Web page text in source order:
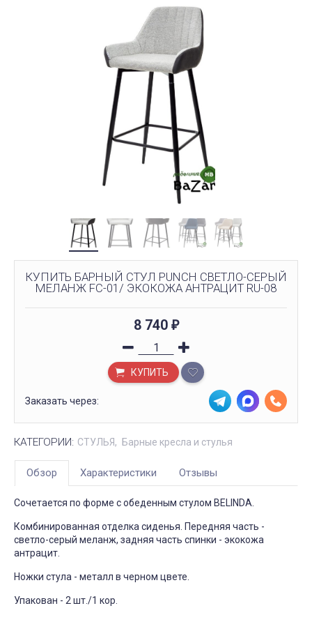
КУПИТЬ БАРНЫЙ СТУЛ PUNCH СВЕТЛО-СЕРЫЙ
МЕЛАНЖ FC-01/ ЭКОКОЖА АНТРАЦИТ RU-08
8 740 ₽
КУПИТЬ
Заказать через:
КАТЕГОРИИ: СТУЛЬЯ Барные кресла и стулья
Обзор Характеристики Отзывы
Сочетается по форме с обеденным стулом BELINDA.
Комбинированная отделка сиденья. Передняя часть -
светло-серый меланж, задняя часть спинки - экокожа
антрацит.
Ножки стула - металл в черном цвете.
Упакован - 2 шт./1 кор.